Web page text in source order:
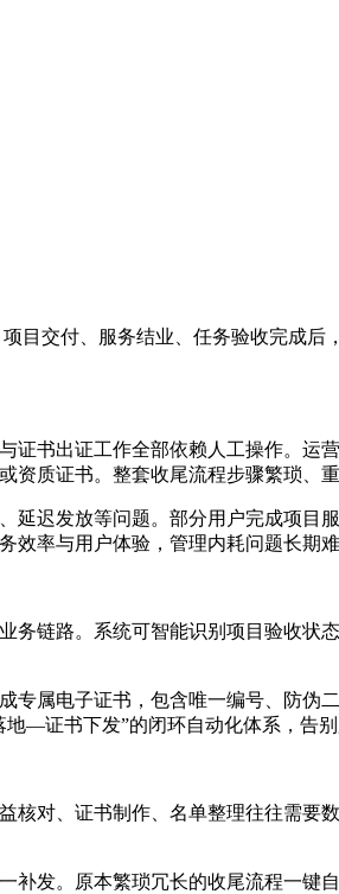
目交付、服务结业、任务验收完成
书出证工作全部依赖人工操作。运
质证书。整套收尾流程步骤繁琐、重
迟发放等问题。部分用户完成项目
率与用户体验，管理内耗问题长期难
链路。系统可智能识别项目验收状
属电子证书，包含唯一编号、防伪
—证书下发”的闭环自动化体系，告别
对、证书制作、名单整理往往需要
发。原本繁琐冗长的收尾流程一键